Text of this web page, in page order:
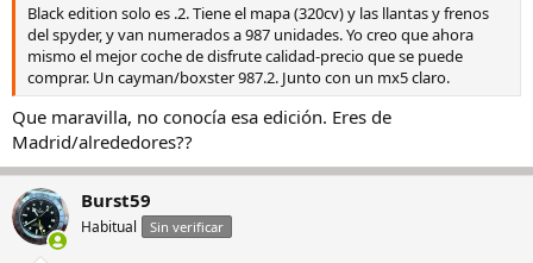
Black edition solo es .2. Tiene el mapa (320cv) y las llantas y frenos
del spyder, y van numerados a 987 unidades. Yo creo que ahora
mismo el mejor coche de disfrute calidad-precio que se puede
comprar. Un cayman/boxster 987.2. Junto con un mx5 claro.
Que maravilla, no conocía esa edición. Eres de
Madrid/alrededores??
Burst59
Habitual Sin verificar